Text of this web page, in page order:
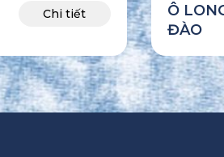
Chi tiết
Ô
ĐÀO